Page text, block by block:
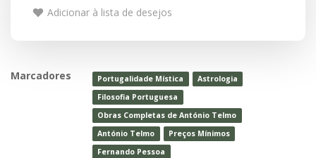
Adicionar à lista de desejos
Marcadores Portugalidade Mística
Astrologia
Filosofia Portuguesa
Obras Completas de António Telmo
António Telmo
Preços Mínimos
Fernando Pessoa